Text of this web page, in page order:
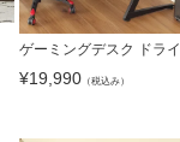
ゲーミングデスク ドライ
¥19,990 （税込み）